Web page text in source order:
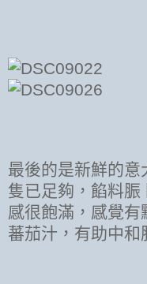
最後的是新鮮的
隻已足夠，餡料
感很飽滿，感覺
蕃茄汁，有助中和